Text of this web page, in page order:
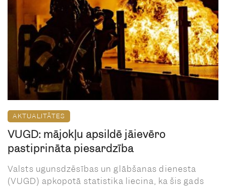
AKTUALITĀTES
VUGD: mājokļu apsildē jāievēro
pastiprināta piesardzība
Valsts ugunsdzēsības un glābšanas dienesta
(VUGD) apkopotā statistika liecina, ka šis gads